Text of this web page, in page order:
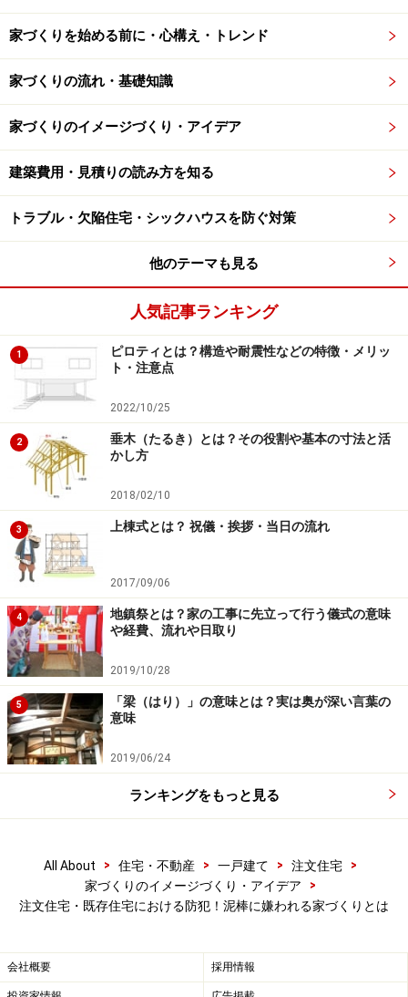
すい ）という危険性があります。
■C:角地型
敷地の2辺が道路に接している「角地型」では、2方向か
ら家の様子を見れるため、泥棒にとっては下見がしやす
い（ ＝狙われやすい ）形状であると考えて良いでしょ
下見でチェックしていることは？
皆さんの家はどれが当てはまりましたか？泥棒は下見す
ることで、あなたの家が、いつの時間帯が留守がちなの
か、侵入するのに都合の良い窓や扉があるか、カギはど
こについているのかなど狙いやすいポイントを伺ってい
るのです。
新聞受けに数日分の新聞がたまった家は旅行中（＝留
守）であることが推測でき、家の周囲にいたずら書きや
ゴミが放置された家、庭の手入れがされず草木ばぼうぼ
うに生えている家は、家の管理に無頓着
がわかります。その他にも犬を飼っているのか、2階に
上れる足がかりがある
チェックしています。
こんな位置にある窓や扉が危ない！
それでは上記で分類した、下見がしやすい【図1】A：前
面道路型の住まいを例にとり、どの位置にある窓が泥棒
に狙われやすいか考えてみましょう。
【図2】泥棒に狙われやすい開口部の位置。
位置にある窓を狙います【図2】。
1）道路から見えない、道路と反対側にある開口部
また、2階でも、バルコニーや雨樋など足がかりがある
家づくりを始める前に・心構え・トレンド
家づくりの流れ・基礎知識
家づくりのイメージづくり・アイデア
建築費用・見積りの読み方を知る
トラブル・欠陥住宅・シックハウスを防ぐ対策
他のテーマも見る
人気記事ランキング
1
ピロティとは？構造や耐震性などの特徴・メリッ
ト・注意点
2022/10/25
2
垂木（たるき）とは？その役割や基本の寸法と活
かし方
2018/02/10
3 上棟式とは？ 祝儀・挨拶・当日の流れ
2017/09/06
4
地鎮祭とは？家の工事に先立って行う儀式の意味
や経費、流れや日取り
2019/10/28
5
「梁（はり）」の意味とは？実は奥が深い言葉の
意味
2019/06/24
ランキングをもっと見る
All About > 住宅・不動産 > 一戸建て > 注文住宅
>
家づくりのイメージづくり・アイデア
>
注文住宅・既存住宅における防犯！泥棒に嫌われる家づくりとは
会社概要 採用情報